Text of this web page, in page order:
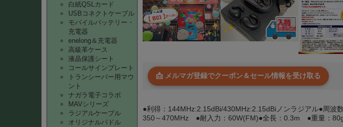
白紙QSLカード
USBコネクトケーブル
モバイルバッテリー・
充電器
enelong＆充電器
高級革ケース
液晶保護シート
コールサインプレート
トランシーバー用マウ
ント
ナガラ電子コラボ
MAVシリーズ
ラジアルケーブル
オリジナルパドル
📩 メルマガ登録でクーポン＆セール情報を受け取る
●利得：144MHz:2.15dBi/430MHz:2.15dBiノンラジアル●周波
350～470MHz ●耐入力：60W(FM)●全長：0.3m ●重量：